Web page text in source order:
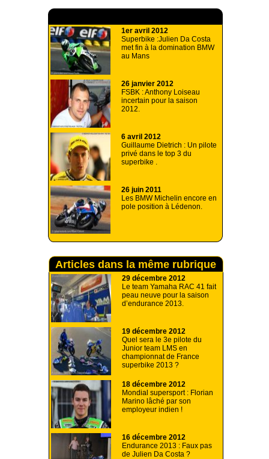
1er avril 2012
Superbike :Julien Da Costa
met fin à la domination BMW
au Mans
26 janvier 2012
FSBK : Anthony Loiseau
incertain pour la saison
2012.
6 avril 2012
Guillaume Dietrich : Un pilote
privé dans le top 3 du
superbike .
26 juin 2011
Les BMW Michelin encore en
pole position à Lédenon.
Articles dans la même rubrique
29 décembre 2012
Le team Yamaha RAC 41 fait
peau neuve pour la saison
d’endurance 2013.
19 décembre 2012
Quel sera le 3e pilote du
Junior team LMS en
championnat de France
superbike 2013 ?
18 décembre 2012
Mondial supersport : Florian
Marino lâché par son
employeur indien !
16 décembre 2012
Endurance 2013 : Faux pas
de Julien Da Costa ?